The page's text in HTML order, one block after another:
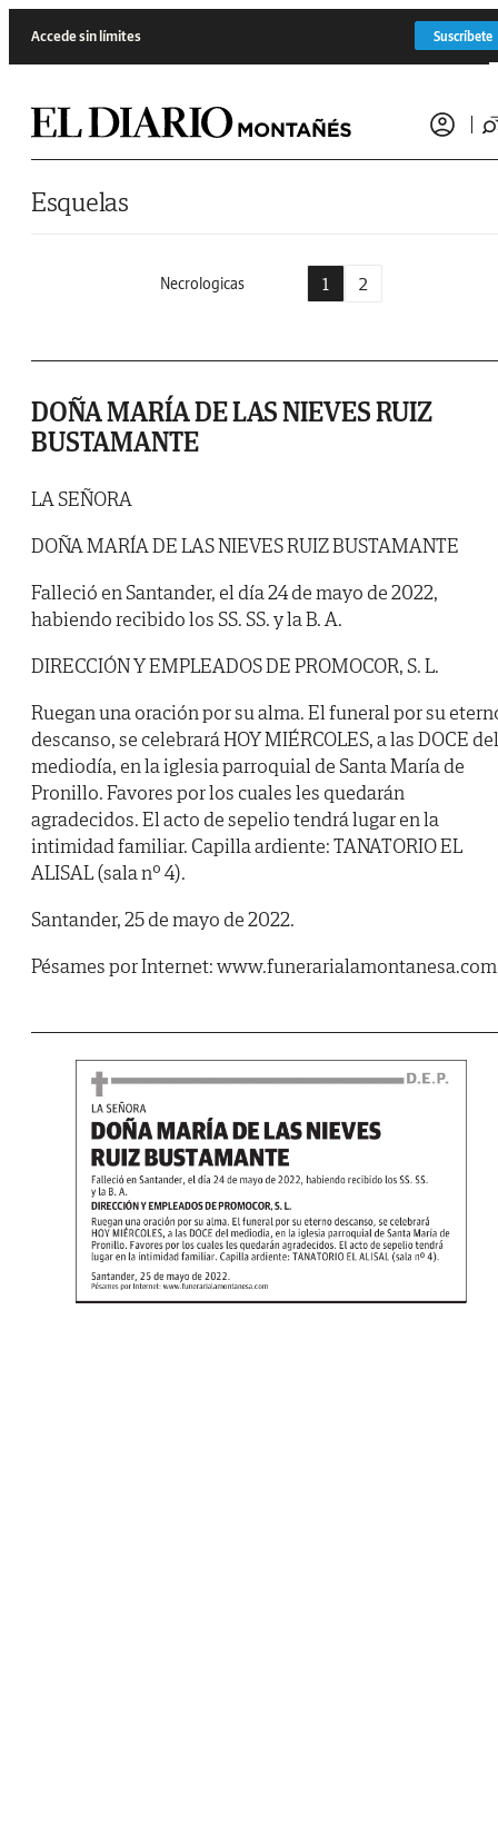
Accede sin límites Suscríbete
Esquelas
Necrologicas 1 2
DOÑA MARÍA DE LAS NIEVES RUIZ
BUSTAMANTE
LA SEÑORA
DOÑA MARÍA DE LAS NIEVES RUIZ BUSTAMANTE
Falleció en Santander, el día 24 de mayo de 2022,
habiendo recibido los SS. SS. y la B. A.
DIRECCIÓN Y EMPLEADOS DE PROMOCOR, S. L.
Ruegan una oración por su alma. El funeral por su
descanso, se celebrará HOY MIÉRCOLES, a las DOCE del
mediodía, en la iglesia parroquial de Santa María de
Pronillo. Favores por los cuales les quedarán
agradecidos. El acto de sepelio tendrá lugar en la
intimidad familiar. Capilla ardiente: TANATORIO EL
ALISAL (sala nº 4).
Santander, 25 de mayo de 2022.
Pésames por Internet: www.funerarialamontanesa.com